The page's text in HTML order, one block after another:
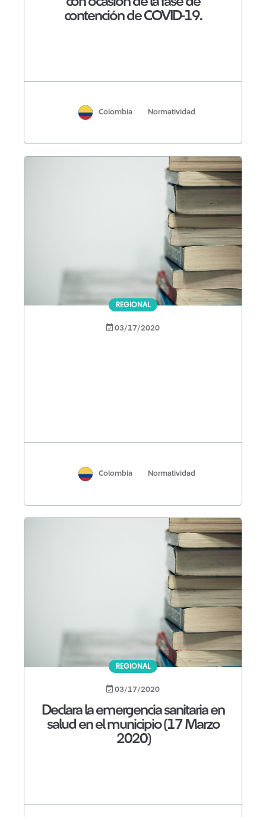
contención de COVID-19.
Colombia Normatividad
REGIONAL
03/17/2020
Colombia Normatividad
REGIONAL
03/17/2020
Declara la emergencia sanitaria en
salud en el municipio (17 Marzo
2020)